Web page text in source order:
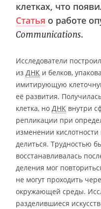
клетках, что
Статья о работе
Communications.
Исследователи
из ДНК и белков,
имитирующую
её развития.
клетка, но ДНК внутри
репликации при
изменении
делиться. Трудностью
восстанавливалась
деления мог
не могут проходить
окружающей среды.
разделившиеся